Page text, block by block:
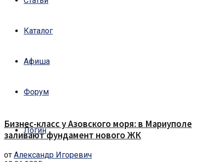
Каталог
Афиша
Форум
Логин
Бизнес-класс у Азовского моря: в Мариуполе
заливают фундамент нового ЖК
от Александр Игоревич